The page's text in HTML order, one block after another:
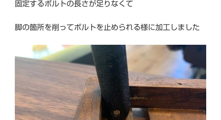
固定するボルトの長さが足りなくて
脚の箇所を削ってボルトを止められる様に加工しました